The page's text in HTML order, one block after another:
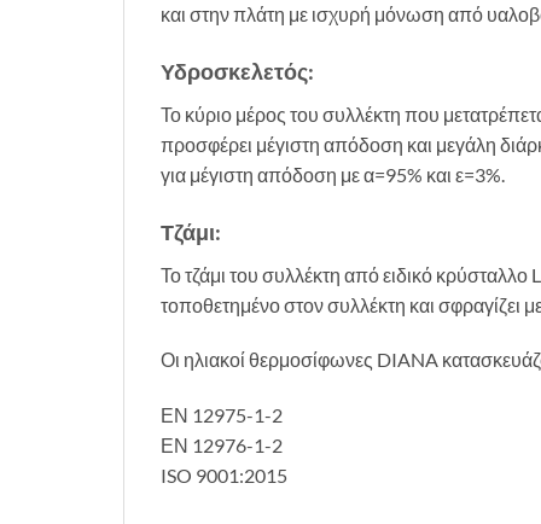
και στην πλάτη με ισχυρή μόνωση από
Υδροσκελετός:
Το κύριο μέρος του συλλέκτη που
προσφέρει μέγιστη απόδοση και μεγάλη
για μέγιστη απόδοση με α=95% και ε=3%.
Τζάμι:
Το τζάμι του συλλέκτη από ειδικό
τοποθετημένο στον συλλέκτη και σφραγίζει
Οι ηλιακοί θερμοσίφωνες DIANA
ΕΝ 12975-1-2
ΕΝ 12976-1-2
ISO 9001:2015